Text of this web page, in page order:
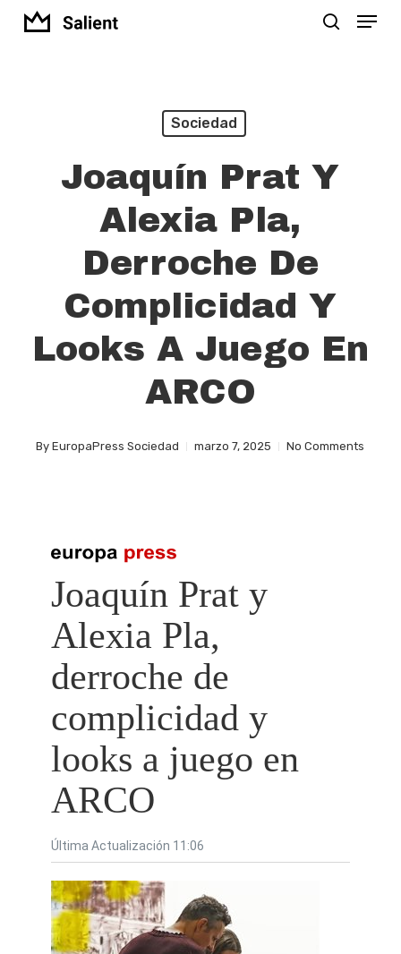
Skip
Menu
Sociedad
Joaquín Prat Y
Alexia Pla,
Derroche De
Complicidad Y
Looks A Juego En
ARCO
By EuropaPress Sociedad marzo 7, 2025 No Comments